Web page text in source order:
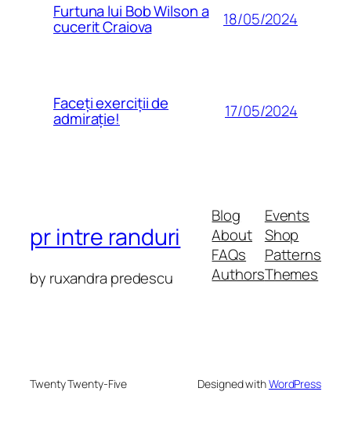
Furtuna lui Bob Wilson a
cucerit Craiova 18/05/2024
Faceți exerciții de
admirație! 17/05/2024
pr intre randuri
by ruxandra predescu
Blog
About
FAQs
Authors
Events
Shop
Patterns
Themes
Twenty Twenty-Five Designed withWordPress